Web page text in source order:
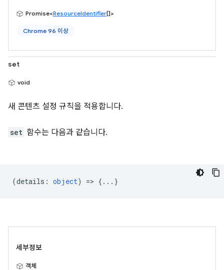
Promise<ResourceIdentifier[]>
Chrome 96 이상
set
void
새 콘텐츠 설정 규칙을 적용합니다.
set 함수는 다음과 같습니다.
(details : object) => {...}
세부정보
객체